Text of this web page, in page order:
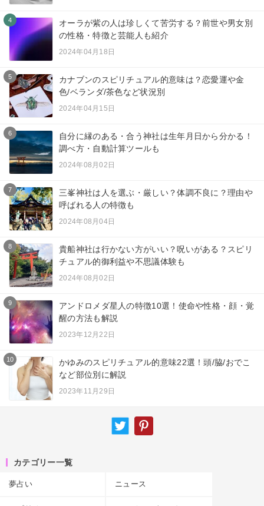
4
オーラが紫の人は珍しくて苦労する？前世や男女別
の性格・特徴と芸能人も紹介
2024年04月18日
5
カナブンのスピリチュアル的意味は？恋愛運や金
色/ベランダ/茶色など状況別
2024年04月15日
6
自分に縁のある・合う神社は生年月日から分かる！
調べ方・自動計算ツールも
2024年08月02日
7
三峯神社は人を選ぶ・厳しい？体調不良に？理由や
呼ばれる人の特徴も
2024年08月04日
8
貴船神社は行かない方がいい？呪いがある？スピリ
チュアル的御利益や不思議体験も
2024年08月02日
9
アンドロメダ星人の特徴10選！使命や性格・顔・覚
醒の方法も解説
2023年12月22日
10
かゆみのスピリチュアル的意味22選！頭/脇/おでこ
など部位別に解説
2023年11月29日
カテゴリー一覧
夢占い ニュース